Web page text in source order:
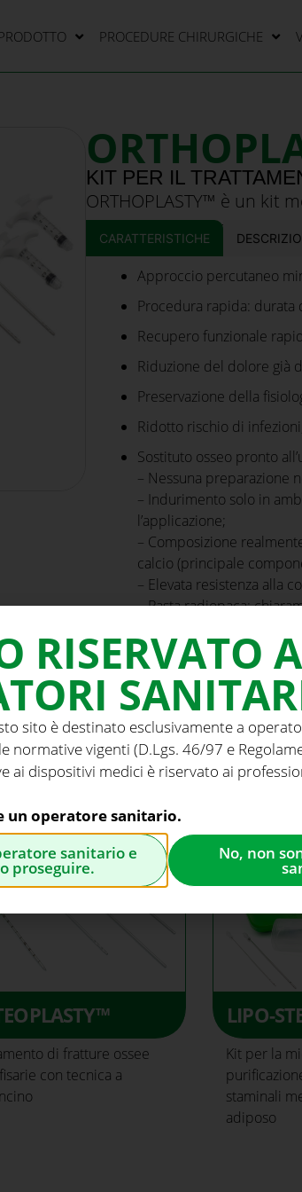
PROCEDURE CHIRURGICHE
KIT PER IL
ORTHOPLASTY™ è un kit
trattamento delle lesioni
CARATTERISTICHE
Approccio percutaneo
Procedura rapida: durata
Recupero funzionale
Riduzione del dolore già
Preservazione della
Ridotto rischio di infezioni;
Sostituto osseo pronto
– Nessuna preparazione
– Indurimento solo in
l’applicazione;
– Composizione
calcio (principale
– Elevata resistenza alla
– Pasta radiopaca:
di fratture ossee
con tecnica a
LIPO-
Kit per la
staminali
adiposo
RISERVATO
sito è destinato esclusivamente a
normative vigenti (D.Lgs. 46/97 e
ai dispositivi medici è riservato ai
un operatore sanitario.
sanitario e
proseguire.
No, non